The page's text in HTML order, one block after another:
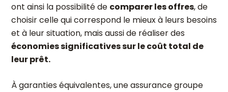
ont ainsi la possibilité de comparer les offres, de
choisir celle qui correspond le mieux à leurs besoins
et à leur situation, mais aussi de réaliser des
économies significatives sur le coût total de
leur prêt.
À garanties équivalentes, une assurance groupe